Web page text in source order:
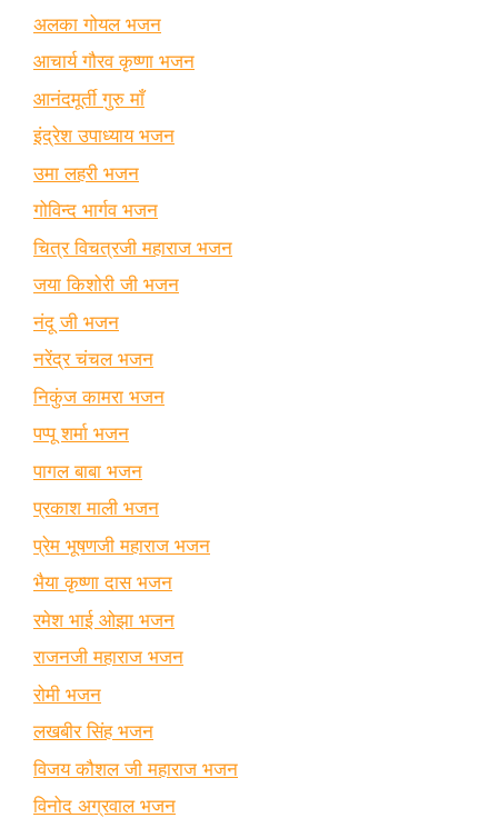
अलका गोयल भजन
आचार्य गौरव कृष्णा भजन
आनंदमूर्ती गुरु माँ
इंद्रेश उपाध्याय भजन
उमा लहरी भजन
गोविन्द भार्गव भजन
चित्र विचत्रजी महाराज भजन
जया किशोरी जी भजन
नंदू जी भजन
नरेंद्र चंचल भजन
निकुंज कामरा भजन
पप्पू शर्मा भजन
पागल बाबा भजन
प्रकाश माली भजन
प्रेम भूषणजी महाराज भजन
भैया कृष्णा दास भजन
रमेश भाई ओझा भजन
राजनजी महाराज भजन
रोमी भजन
लखबीर सिंह भजन
विजय कौशल जी महाराज भजन
विनोद अग्रवाल भजन